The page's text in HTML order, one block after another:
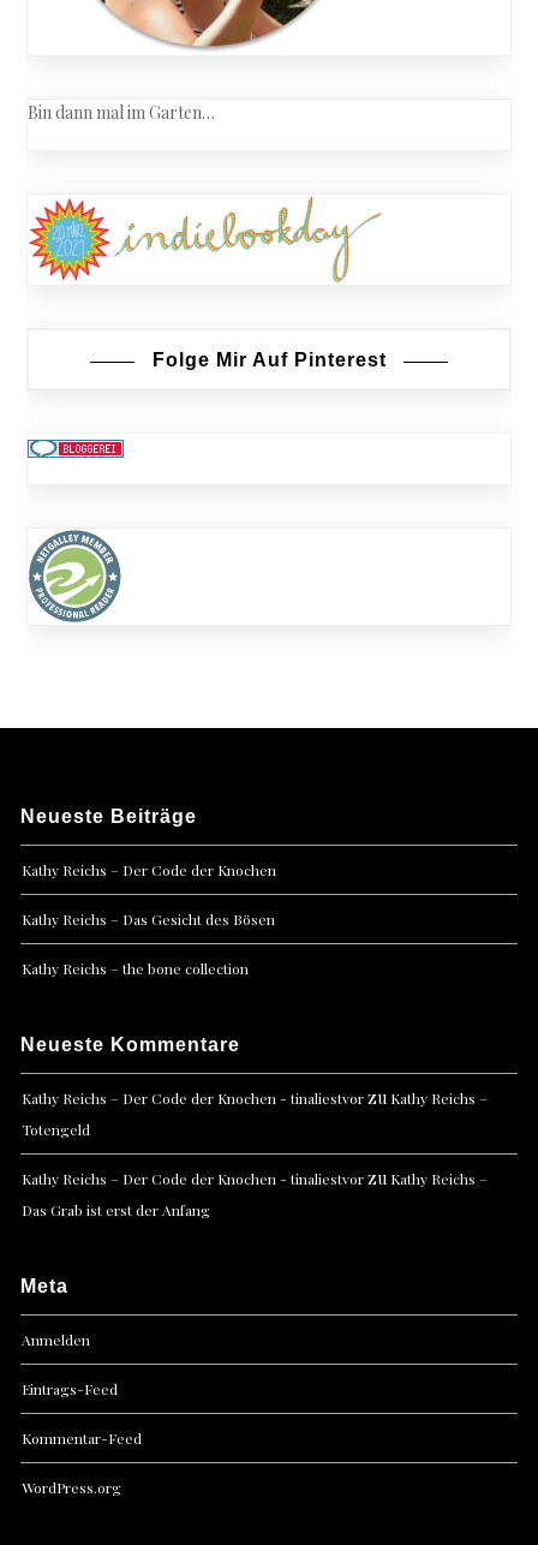
Bin dann mal im Garten…
Folge Mir Auf Pinterest
Neueste Beiträge
Kathy Reichs – Der Code der Knochen
Kathy Reichs – Das Gesicht des Bösen
Kathy Reichs – the bone collection
Neueste Kommentare
Kathy Reichs – Der Code der Knochen - tinaliestvorzu Kathy Reichs –
Totengeld
Kathy Reichs – Der Code der Knochen - tinaliestvorzu Kathy Reichs –
Das Grab ist erst der Anfang
Meta
Anmelden
Eintrags-Feed
Kommentar-Feed
WordPress.org